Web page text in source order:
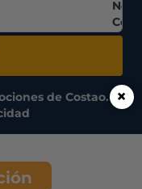
de Costao.
×